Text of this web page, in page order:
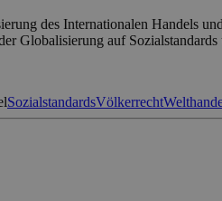
des Internationalen Handels
Globalisierung auf
SozialstandardsVölkerrecht